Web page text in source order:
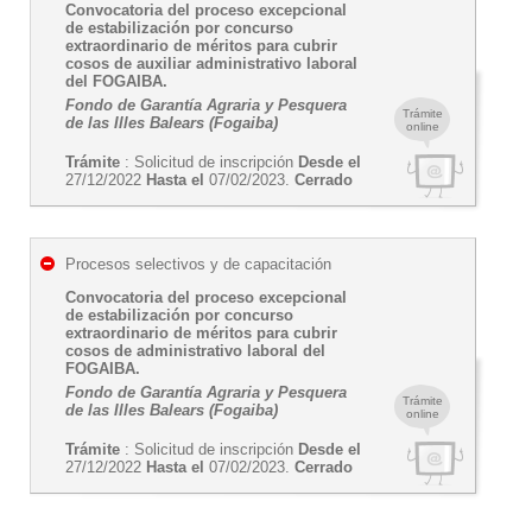
Trámite
online
Convocatoria del proceso excepcional
de estabilización por concurso
extraordinario de méritos para cubrir
cosos de auxiliar administrativo laboral
del FOGAIBA.
Fondo de Garantía Agraria y Pesquera
de las Illes Balears (Fogaiba)
Trámite : Solicitud de inscripción Desde el
27/12/2022 Hasta el 07/02/2023. Cerrado
Trámite
online
Procesos selectivos y de capacitación
Convocatoria del proceso excepcional
de estabilización por concurso
extraordinario de méritos para cubrir
cosos de administrativo laboral del
FOGAIBA.
Fondo de Garantía Agraria y Pesquera
de las Illes Balears (Fogaiba)
Trámite : Solicitud de inscripción Desde el
27/12/2022 Hasta el 07/02/2023. Cerrado